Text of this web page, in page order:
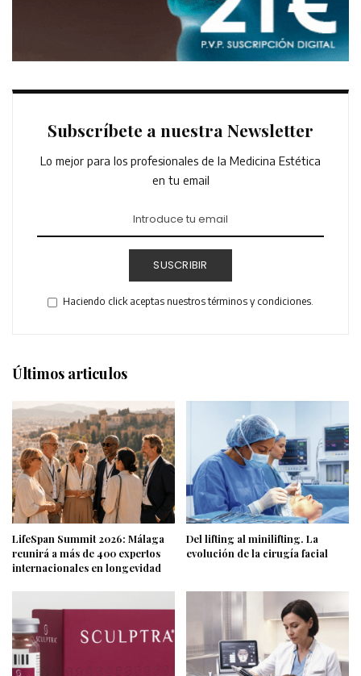
Subscríbete a nuestra Newsletter
Lo mejor para los profesionales de la Medicina Estética
en tu email
SUSCRIBIR
Haciendo click aceptas nuestros términos y condiciones.
Últimos articulos
LifeSpan Summit 2026: Málaga
reunirá a más de 400 expertos
internacionales en longevidad
Del lifting al minilifting. La
evolución de la cirugía facial